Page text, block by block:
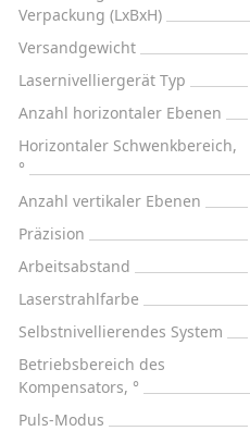
Verpackung (LxBxH)
Versandgewicht
Lasernivelliergerät Typ
Anzahl horizontaler Ebenen
Horizontaler Schwenkbereich,
°
Anzahl vertikaler Ebenen
Präzision
Arbeitsabstand
Laserstrahlfarbe
Selbstnivellierendes System
Betriebsbereich des
Kompensators, °
Puls-Modus